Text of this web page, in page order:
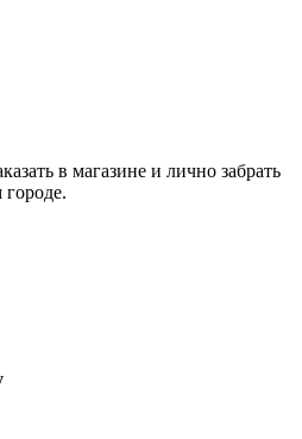
в магазине и лично забрать